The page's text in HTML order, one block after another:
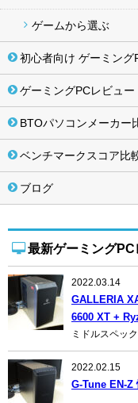
ゲームから選ぶ
初心者向け ゲーミング
ゲーミングPCレビュー
BTOパソコンメーカー
ベンチマークスコア比
ブログ
最新ゲーミングPC
2022.03.14
GALLERIA
6600 XT +
ミドルスペッ
2022.02.15
G-Tune EN-Z